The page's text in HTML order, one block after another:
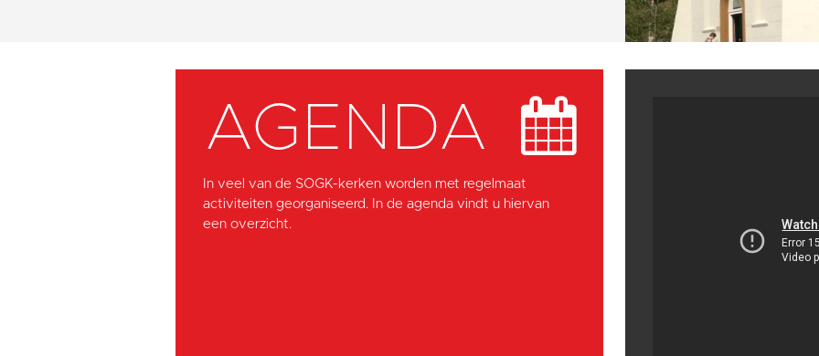
AGENDA
In veel van de SOGK-kerken worden met regelmaat
activiteiten georganiseerd. In de agenda vindt u hiervan
een overzicht.